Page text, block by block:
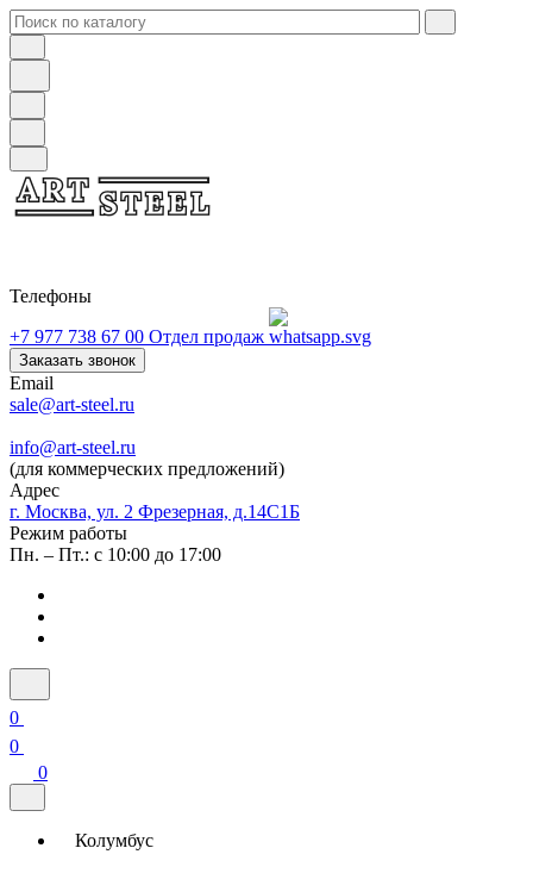
Телефоны
+7 977 738 67 00 Отдел продаж
Заказать звонок
Email
sale@art-steel.ru
info@art-steel.ru
(для коммерческих предложений)
Адрес
г. Москва, ул. 2 Фрезерная, д.14С1Б
Режим работы
Пн. – Пт.: с 10:00 до 17:00
0
0
0
Колумбус